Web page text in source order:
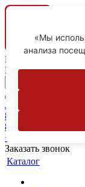
Ваш город
Пятигорск
Личный кабинет
8-800-775-59-89
8-800-775-59-89
+7 918 754-83-77
Заказать звонок
Каталог
«Мы
анализа